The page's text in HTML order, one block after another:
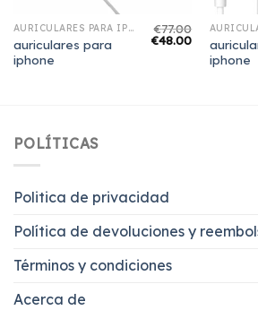
AURICULARES PARA IPHONE
auriculares para
iphone
€77.00
€48.00
iphone
POLÍTICAS
Politica de privacidad
Política de devoluciones y
Términos y condiciones
Acerca de